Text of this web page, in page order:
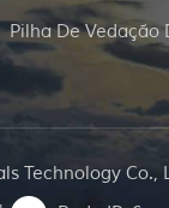
Technology Co.,